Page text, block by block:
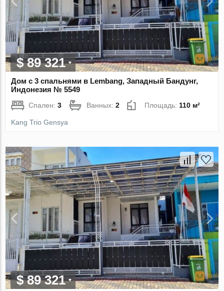
$ 89 321
Дом с 3 спальнями в Lembang, Западный Бандунг,
Индонезия № 5549
Спален:3 Ванных:2 Площадь: 110 м²
Kang Trio Gensya
$ 89 321